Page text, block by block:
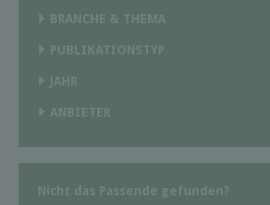
BRANCHE & THEMA
PUBLIKATIONSTYP
JAHR
ANBIETER
Nicht das Passende gefunden?